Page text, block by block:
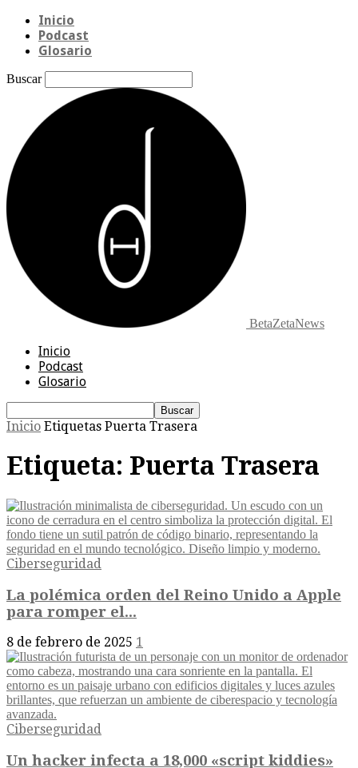
Inicio
Podcast
Glosario
Buscar
BetaZetaNews
Inicio
Podcast
Glosario
Inicio Etiquetas Puerta Trasera
Etiqueta: Puerta Trasera
Ciberseguridad
La polémica orden del Reino Unido a Apple
para romper el...
8 de febrero de 2025 1
Ciberseguridad
Un hacker infecta a 18,000 «script kiddies»